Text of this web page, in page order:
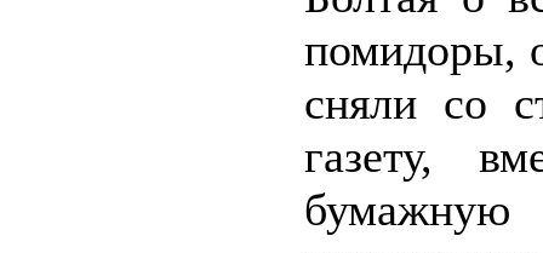
помидоры,
сняли со
газету,